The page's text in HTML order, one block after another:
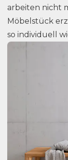
arbeiten nicht
Möbelstück
so individuell